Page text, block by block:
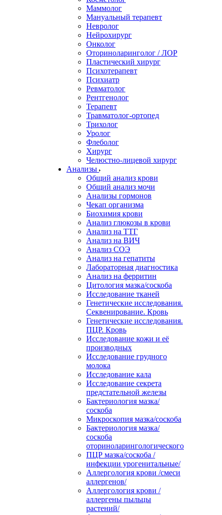
Маммолог
Мануальный терапевт
Невролог
Нейрохирург
Онколог
Оториноларинголог / ЛОР
Пластический хирург
Психотерапевт
Психиатр
Ревматолог
Рентгенолог
Терапевт
Травматолог-ортопед
Трихолог
Уролог
Флеболог
Хирург
Челюстно-лицевой хирург
Анализы
Общий анализ крови
Общий анализ мочи
Анализы гормонов
Чекап организма
Биохимия крови
Анализ глюкозы в крови
Анализ на ТТГ
Анализ на ВИЧ
Анализ СОЭ
Анализ на гепатиты
Лабораторная диагностика
Анализ на ферритин
Цитология мазка/соскоба
Исследование тканей
Генетические исследования.
Секвенирование. Кровь
Генетические исследования.
ПЦР. Кровь
Исследование кожи и её
производных
Исследование грудного
молока
Исследование кала
Исследование секрета
предстательной железы
Бактериология мазка/
соскоба
Микроскопия мазка/соскоба
Бактериология мазка/
соскоба
оториноларингологического
ПЦР мазка/соскоба /
инфекции урогенитальные/
Аллергология крови /смеси
аллергенов/
Аллергология крови /
аллергены пыльцы
растений/